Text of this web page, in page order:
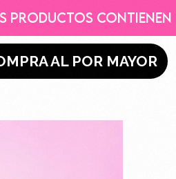
nicotina, una
AL POR MAYOR